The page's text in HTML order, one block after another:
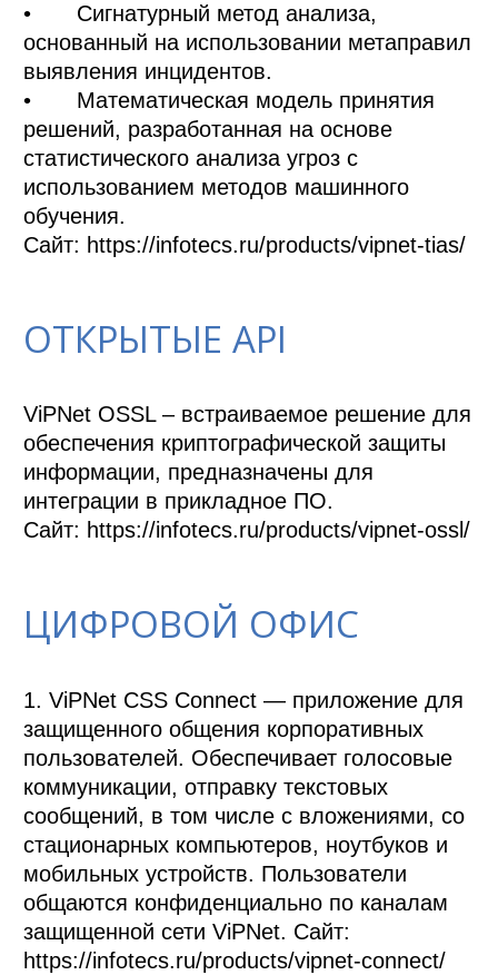
•	Сигнатурный метод анализа,
основанный на использовании метаправил
выявления инцидентов.
•	Математическая модель принятия
решений, разработанная на основе
статистического анализа угроз с
использованием методов машинного
обучения.
ОТКРЫТЫЕ API
ViPNet OSSL – встраиваемое решение для
обеспечения криптографической защиты
информации, предназначены для
интеграции в прикладное ПО.
ЦИФРОВОЙ ОФИС
1. ViPNet CSS Connect — приложение для
защищенного общения корпоративных
пользователей. Обеспечивает голосовые
коммуникации, отправку текстовых
сообщений, в том числе с вложениями, со
стационарных компьютеров, ноутбуков и
мобильных устройств. Пользователи
общаются конфиденциально по каналам
защищенной сети ViPNet. Сайт:
https://infotecs.ru/products/vipnet-connect/